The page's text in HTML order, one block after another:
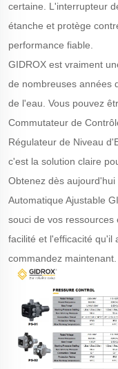
certaine. L'interrupteur
étanche et protège
performance fiable.
GIDROX est vraiment
de nombreuses années
de l'eau. Vous pouvez
Commutateur de
Régulateur de Niveau
c'est la solution claire
Obtenez dès
Automatique Ajustable
souci de vos ressources
facilité et l'efficacité qu'il
commandez maintenant.